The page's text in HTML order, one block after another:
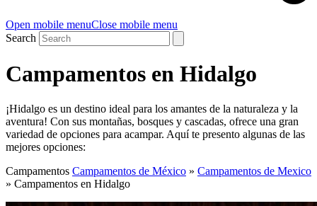
Open mobile menuClose mobile menu
Search
Campamentos en Hidalgo
¡Hidalgo es un destino ideal para los amantes de la naturaleza y la
aventura! Con sus montañas, bosques y cascadas, ofrece una gran
variedad de opciones para acampar. Aquí te presento algunas de las
mejores opciones:
Campamentos Campamentos de México » Campamentos de Mexico
» Campamentos en Hidalgo